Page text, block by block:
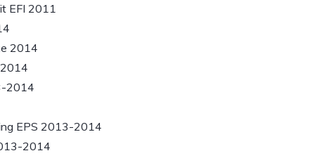
EFI 2011
2014
2014
EPS 2013-2014
2014